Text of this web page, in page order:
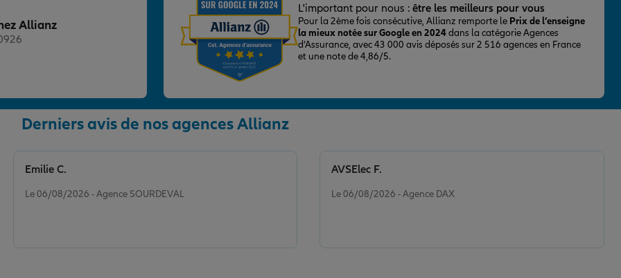
Allianz
L'important pour nous : être les meilleurs pour vous
Pour la 2ème fois consécutive, Allianz remporte le Prix de l’enseigne
la mieux notée sur Google en 2024dans la catégorie Agences
d’Assurance, avec 43 000 avis déposés sur 2 516 agences en France
et une note de 4,86/5.
Derniers avis de nos agences Allianz
Le 06/08/2026 - Agence SOURDEVAL
Emilie C.
Le 06/08/2026 - Agence DAX
AVSElec F.